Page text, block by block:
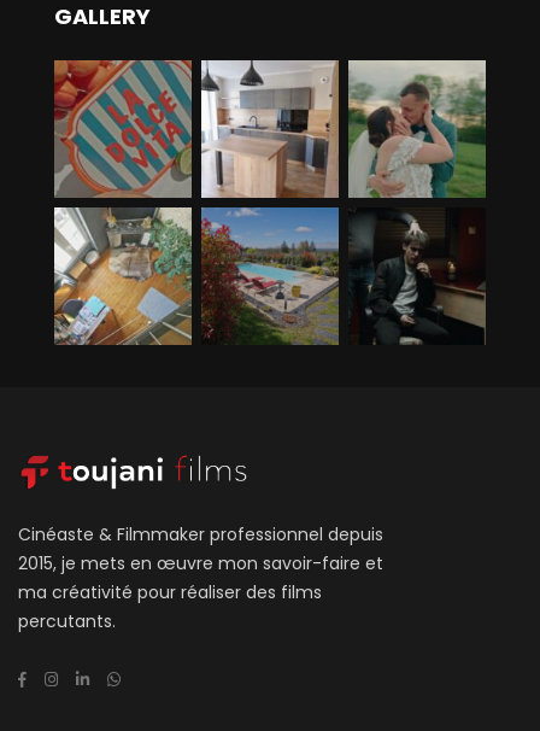
GALLERY
Cinéaste & Filmmaker professionnel depuis
2015, je mets en œuvre mon savoir-faire et
ma créativité pour réaliser des films
percutants.